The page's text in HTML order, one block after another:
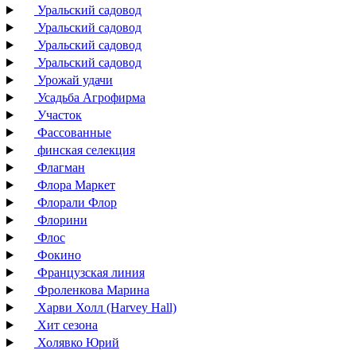
Уральский садовод
Уральский садовод
Уральский садовод
Уральский садовод
Урожай удачи
Усадьба Агрофирма
Участок
Фассованные
финская селекция
Флагман
Флора Маркет
Флорали Флор
Флорини
Флос
Фокино
Французская линия
Фроленкова Марина
Харви Холл (Harvey Hall)
Хит сезона
Холявко Юрий